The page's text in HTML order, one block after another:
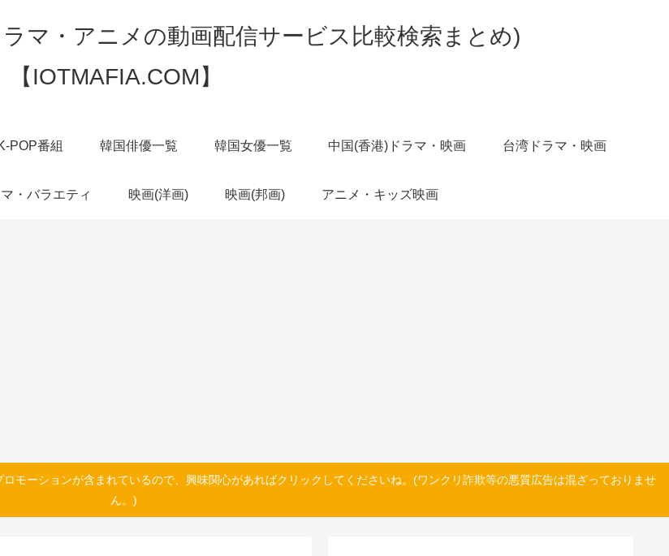
マ・アニメの動画配信サービス比較検索まとめ)
【IOTMAFIA.COM】
POP番組 韓国俳優一覧 韓国女優一覧 中国(香港)ドラマ・映画 台湾ドラマ・映画
・バラエティ 映画(洋画) 映画(邦画) アニメ・キッズ映画
モーションが含まれているので、興味関心があればクリックしてくださいね。(ワンクリ詐欺等の悪質広告は混ざっておりませ
ん。)